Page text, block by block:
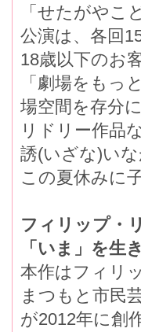
「せたがやこ
公演は、各回
18歳以下のお
「劇場をもっ
場空間を存分
リドリー作品
誘(いざな)いな
この夏休みに
フィリップ・
「いま」を
本作はフィリ
まつもと市民
が2012年に創